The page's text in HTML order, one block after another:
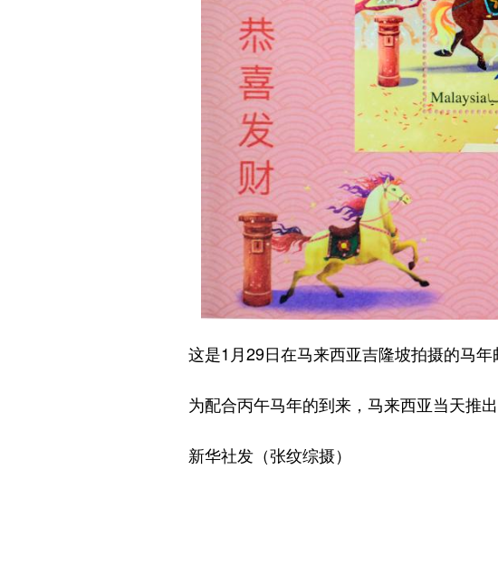
这是1月29日在马来西亚吉隆坡拍摄的马年
为配合丙午马年的到来，马来西亚当天推出
新华社发（张纹综摄）